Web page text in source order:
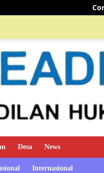
Coronavirus disease 2019
Desa News
Internasional